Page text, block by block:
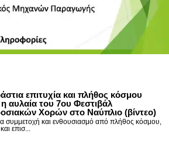
επιτυχία και πλήθος κόσμου
η αυλαία του 7ου Φεστιβάλ
Χορών στο Ναύπλιο (βίντεο)
συμμετοχή και ενθουσιασμό από πλήθος κόσμου,
επισ...